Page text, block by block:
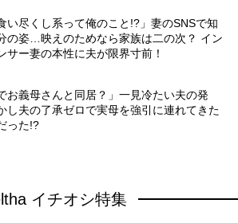
い尽くし系って俺のこと!?」妻のSNSで知
の姿…映えのためなら家族は二の次？ イン
サー妻の本性に夫が限界寸前！
お義母さんと同居？」一見冷たい夫の発
し夫の了承ゼロで実母を強引に連れてきた
った!?
イチオシ特集